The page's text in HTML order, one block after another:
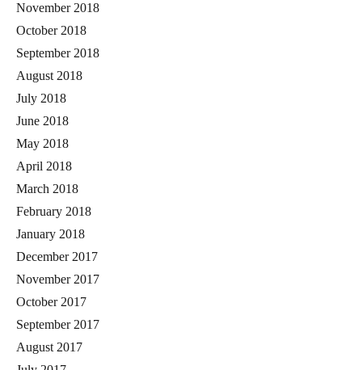
November 2018
October 2018
September 2018
August 2018
July 2018
June 2018
May 2018
April 2018
March 2018
February 2018
January 2018
December 2017
November 2017
October 2017
September 2017
August 2017